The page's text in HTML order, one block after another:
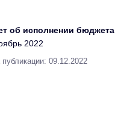
об исполнении бюджета
2022
публикации: 09.12.2022